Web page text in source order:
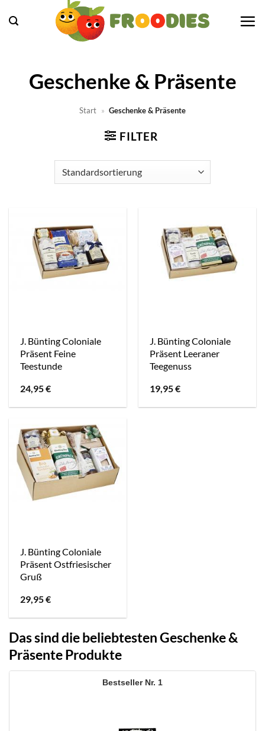
Inhalt
Geschenke & Präsente
Start » Geschenke & Präsente
FILTER
J. Bünting Coloniale
Präsent Feine
Teestunde
24,95€
J. Bünting Coloniale
Präsent Leeraner
Teegenuss
19,95€
J. Bünting Coloniale
Präsent Ostfriesischer
Gruß
29,95€
Das sind die beliebtesten Geschenke &
Präsente Produkte
1